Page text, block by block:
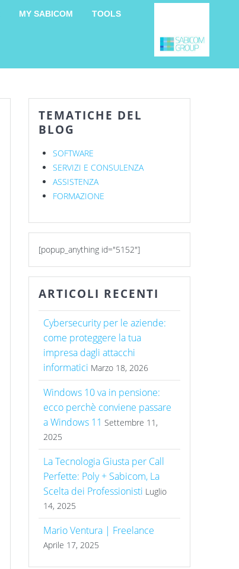
MY SABICOM TOOLS
TEMATICHE DEL
BLOG
SOFTWARE
SERVIZI E CONSULENZA
ASSISTENZA
FORMAZIONE
[popup_anything id="5152"]
ARTICOLI RECENTI
Cybersecurity per le aziende:
come proteggere la tua
impresa dagli attacchi
informatici Marzo 18, 2026
Windows 10 va in pensione:
ecco perchè conviene passare
a Windows 11 Settembre 11,
2025
La Tecnologia Giusta per Call
Perfette: Poly + Sabicom, La
Scelta dei Professionisti Luglio
14, 2025
Mario Ventura | Freelance
Aprile 17, 2025